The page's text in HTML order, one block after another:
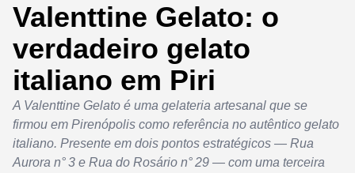
Valenttine Gelato: o
verdadeiro gelato
italiano em Piri
A Valenttine Gelato é uma gelateria artesanal que se
firmou em Pirenópolis como referência no autêntico gelato
italiano. Presente em dois pontos estratégicos — Rua
Aurora n° 3 e Rua do Rosário n° 29 — com uma terceira